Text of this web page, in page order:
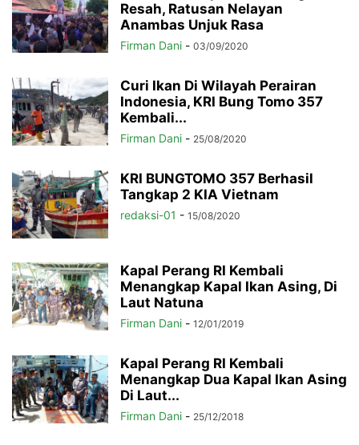
Resah, Ratusan Nelayan
Anambas Unjuk Rasa
Firman Dani - 03/09/2020
Curi Ikan Di Wilayah Perairan
Indonesia, KRI Bung Tomo 357
Kembali...
Firman Dani - 25/08/2020
KRI BUNGTOMO 357 Berhasil
Tangkap 2 KIA Vietnam
redaksi-01 - 15/08/2020
Kapal Perang RI Kembali
Menangkap Kapal Ikan Asing, Di
Laut Natuna
Firman Dani - 12/01/2019
Kapal Perang RI Kembali
Menangkap Dua Kapal Ikan Asing
Di Laut...
Firman Dani - 25/12/2018